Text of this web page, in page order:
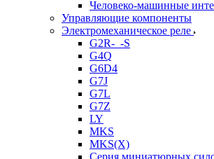
Человеко-машинные
Управляющие компоненты
Электромеханическое реле
G2R-_-S
G4Q
G6D4
G7J
G7L
G7Z
LY
MKS
MKS(X)
Серия миниатюрных